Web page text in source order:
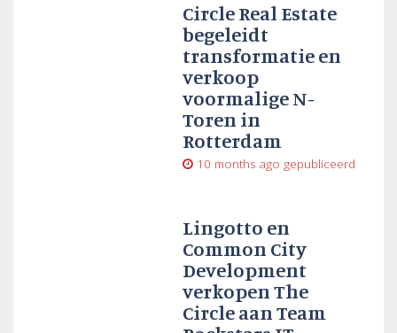
Circle Real Estate
begeleidt
transformatie en
verkoop
voormalige N-
Toren in
Rotterdam
10 months ago gepubliceerd
Lingotto en
Common City
Development
verkopen The
Circle aan Team